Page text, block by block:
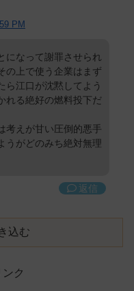
PM
になって謝罪させられ
の上で使う企業はまず
ら江口が沈黙してよう
れる絶好の燃料投下だ
考えが甘い圧倒的悪手
うがどのみち絶対無理
返信
込む
ク